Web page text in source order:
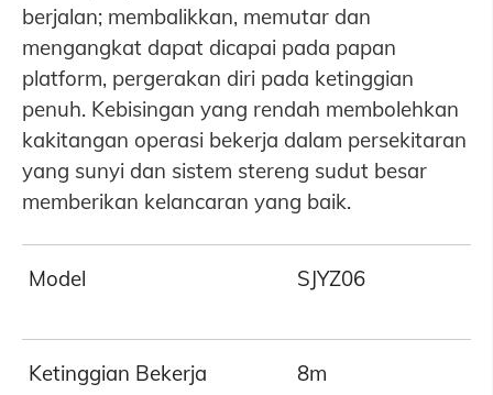
berjalan; membalikkan, memutar dan
mengangkat dapat dicapai pada papan
platform, pergerakan diri pada ketinggian
penuh. Kebisingan yang rendah membolehkan
kakitangan operasi bekerja dalam persekitaran
yang sunyi dan sistem stereng sudut besar
memberikan kelancaran yang baik.
Model SJYZ06
Ketinggian Bekerja 8m